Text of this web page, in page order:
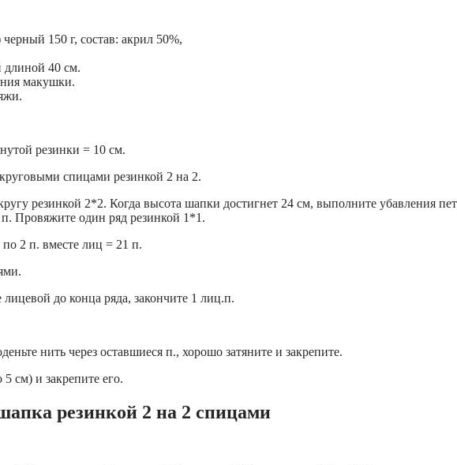
150 г, состав: акрил 50%,
40 см.
макушки.
резинки = 10 см.
спицами резинкой 2 на 2.
резинкой 2*2. Когда высота шапки достигнет 24 см, выполните убавления
Провяжите один ряд резинкой 1*1.
2 п. вместе лиц = 21 п.
до конца ряда, закончите 1 лиц.п.
нить через оставшиеся п., хорошо затяните и закрепите.
см) и закрепите его.
резинкой 2 на 2 спицами